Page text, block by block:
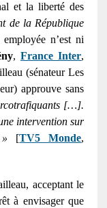
et la liberté des
de la République
n’est ni
,France Inter,
(sénateur Les
approuve sans
[…].
intervention sur
[TV5 Monde,
acceptant le
à envisager que